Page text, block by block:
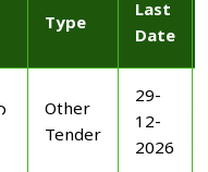
Type
Last
Date
Other
Tender
29-
12-
2026